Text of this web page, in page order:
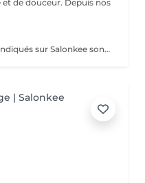
de douceur. Depuis nos
Veuillez prendre note que les prix indiqués sur Salonkee sont communiqués à titre informatif et s'entendent de base. Ces derniers sont susceptibles de varier selon le diagnostic réalisé à votre arrivée au salon et l'expertise du professionnel à qui vous confiez votre beauté. Dans tous les cas, un devis précis vous sera proposé et toutes réalisations de prestations seront effectuées avec votre accord. Un grand merci d'avance pour votre compréhension. Au plaisir de vous recevoir très vite.